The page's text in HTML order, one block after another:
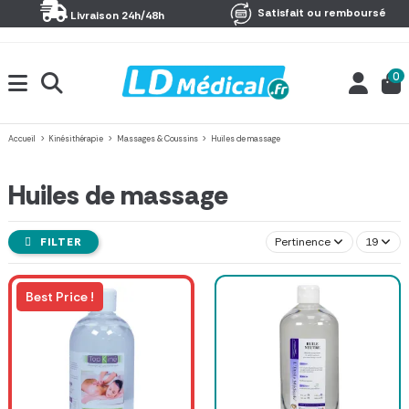
Livraison 24h/48h Satisfait ou remboursé
0
Accueil Kinésithérapie Massages & Coussins Huiles de massage
Huiles de massage
FILTER Pertinence 19
Best Price !
Panneau de gestion des cookies